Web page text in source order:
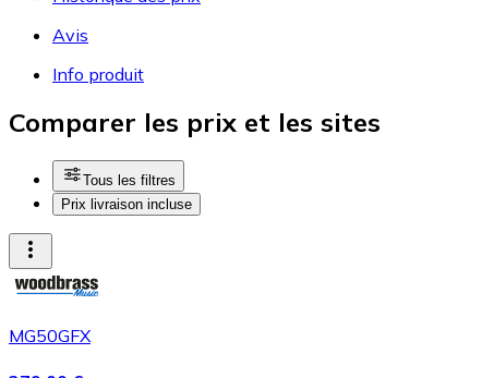
Avis
Info produit
Comparer les prix et les sites
Tous les filtres
Prix livraison incluse
MG50GFX